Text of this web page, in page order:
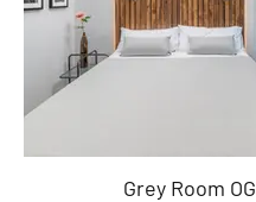
Grey Room OG